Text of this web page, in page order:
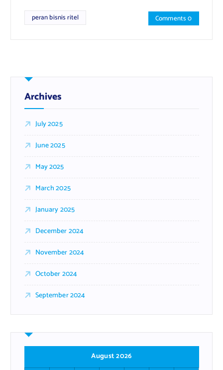
peran bisnis ritel Comments 0
Archives
July 2025
June 2025
May 2025
March 2025
January 2025
December 2024
November 2024
October 2024
September 2024
August 2026